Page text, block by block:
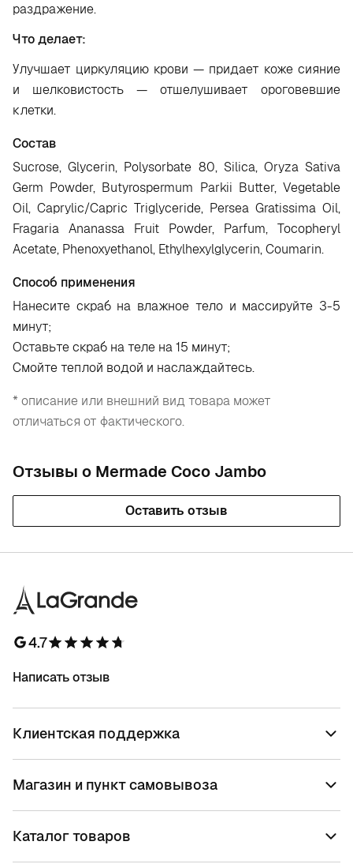
раздражение.
Что делает:
Улучшает циркуляцию крови — придает коже сияние
и шелковистость — отшелушивает ороговевшие
клетки.
Состав
Sucrose, Glycerin, Polysorbate 80, Silica, Oryza Sativa
Germ Powder, Butyrospermum Parkii Butter, Vegetable
Oil, Caprylic/Capric Triglyceride, Persea Gratissima Oil,
Fragaria Ananassa Fruit Powder, Parfum, Tocopheryl
Acetate, Phenoxyethanol, Ethylhexylglycerin, Coumarin.
Способ применения
Нанесите скраб на влажное тело и массируйте 3-5
минут;
Оставьте скраб на теле на 15 минут;
Смойте теплой водой и наслаждайтесь.
* описание или внешний вид товара может
отличаться от фактического.
Отзывы о Mermade Coco Jambo
Оставить отзыв
4.7
Написать отзыв
Клиентская поддержка
Магазин и пункт самовывоза
Каталог товаров